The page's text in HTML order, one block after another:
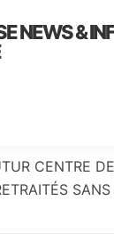
NEWS &
CENTRE